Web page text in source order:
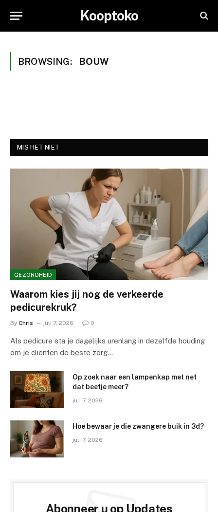
Kooptoko
BROWSING: BOUW
MIS HET NIET
GEZONDHEID
Waarom kies jij nog de verkeerde
pedicurekruk?
By Chris juli 7, 2026 0
Als pedicure sta je dagelijks urenlang in dezelfde houding
om je cliënten de beste zorg…
Op zoek naar een lampenkap met net
dat beetje meer?
juli 7, 2026
Hoe bewaar je die zwangere buik in 3d?
juli 7, 2026
Abonneer u op Updates